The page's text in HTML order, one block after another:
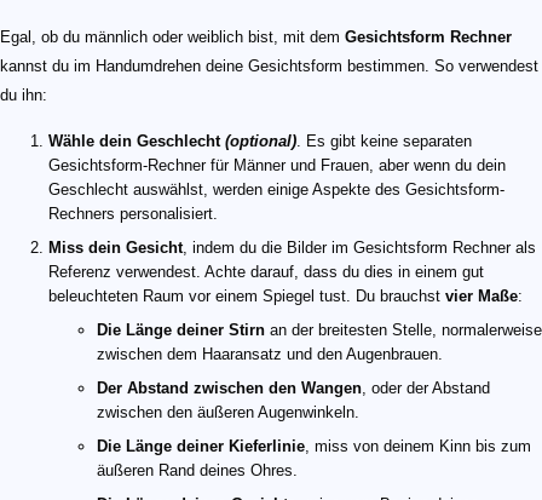
Egal, ob du männlich oder weiblich bist, mit dem Gesichtsform Rechner
kannst du im Handumdrehen deine Gesichtsform bestimmen. So verwendest
du ihn:
Wähle dein Geschlecht (optional) . Es gibt keine separaten
Gesichtsform-Rechner für Männer und Frauen, aber wenn du dein
Geschlecht auswählst, werden einige Aspekte des Gesichtsform-
Rechners personalisiert.
Miss dein Gesicht, indem du die Bilder im Gesichtsform Rechner als
Referenz verwendest. Achte darauf, dass du dies in einem gut
beleuchteten Raum vor einem Spiegel tust. Du brauchst vier Maße:
Die Länge deiner Stirn an der breitesten Stelle, normalerweise
zwischen dem Haaransatz und den Augenbrauen.
Der Abstand zwischen den Wangen , oder der Abstand
zwischen den äußeren Augenwinkeln.
Die Länge deiner Kieferlinie , miss von deinem Kinn bis zum
äußeren Rand deines Ohres.